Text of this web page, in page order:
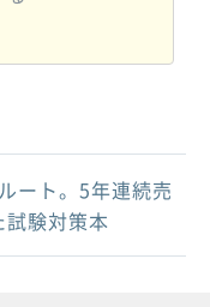
ート。5年連続売
験対策本